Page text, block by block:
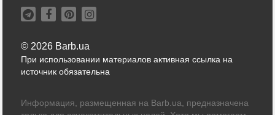
© 2026 Barb.ua
При использовании материалов активная ссылка на
источник обязательна
Информация, размещенная на Barb.ua, предназначена